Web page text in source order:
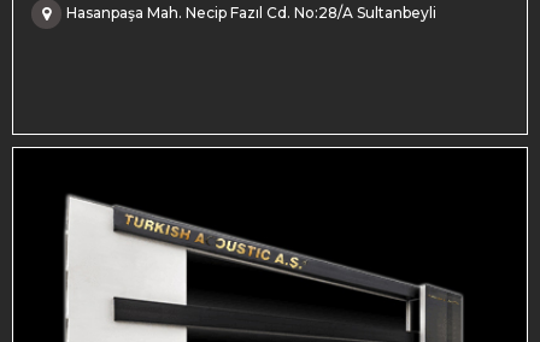
Hasanpaşa Mah. Necip Fazıl Cd. No:28/A Sultanbeyli